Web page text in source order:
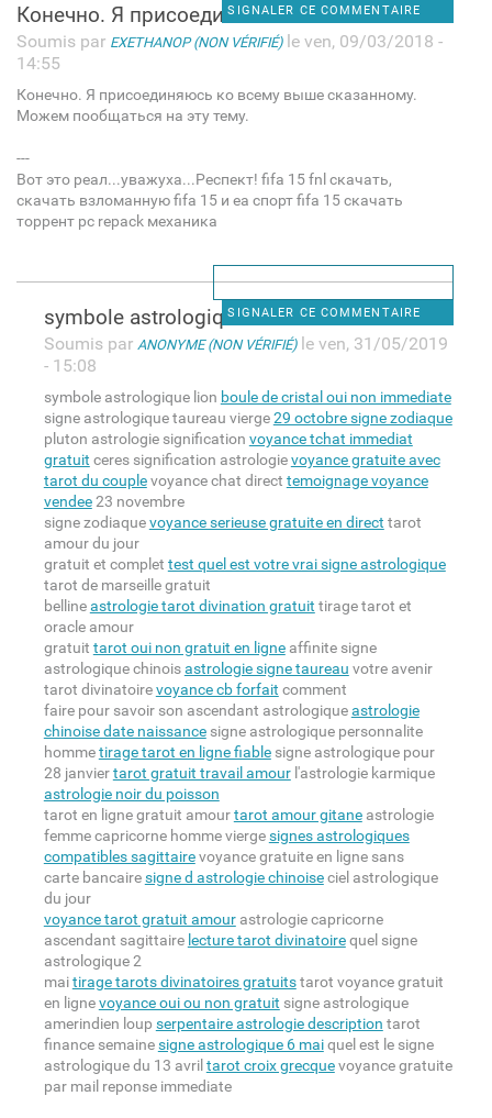
SIGNALER CE COMMENTAIRE
Конечно. Я присоединяюсь ко
Soumis par EXETHANOP (NON VÉRIFIÉ)le ven, 09/03/2018 -
14:55
Конечно. Я присоединяюсь ко всему выше сказанному.
Можем пообщаться на эту тему.
---
Вот это реал...уважуха...Респект! fifa 15 fnl скачать,
скачать взломанную fifa 15 и еа спорт fifa 15 скачать
торрент pc repack механика
SIGNALER CE COMMENTAIRE
symbole astrologique lion
Soumis par ANONYME (NON VÉRIFIÉ)le ven, 31/05/2019
- 15:08
symbole astrologique lion boule de cristal oui non immediate
signe astrologique taureau vierge29 octobre signe zodiaque
pluton astrologie signification voyance tchat immediat
gratuit ceres signification astrologievoyance gratuite avec
tarot du couplevoyance chat direct temoignage voyance
vendee23 novembre
signe zodiaquevoyance serieuse gratuite en direct tarot
amour du jour
gratuit et complet test quel est votre vrai signe astrologique
tarot de marseille gratuit
bellineastrologie tarot divination gratuit tirage tarot et
oracle amour
gratuit tarot oui non gratuit en ligneaffinite signe
astrologique chinoisastrologie signe taureau votre avenir
tarot divinatoirevoyance cb forfait comment
faire pour savoir son ascendant astrologiqueastrologie
chinoise date naissancesigne astrologique personnalite
hommetirage tarot en ligne fiablesigne astrologique pour
28 janviertarot gratuit travail amourl'astrologie karmique
astrologie noir du poisson
tarot en ligne gratuit amourtarot amour gitaneastrologie
femme capricorne homme viergesignes astrologiques
compatibles sagittairevoyance gratuite en ligne sans
carte bancairesigne d astrologie chinoiseciel astrologique
du jour
voyance tarot gratuit amourastrologie capricorne
ascendant sagittaire lecture tarot divinatoirequel signe
astrologique 2
maitirage tarots divinatoires gratuitstarot voyance gratuit
en lignevoyance oui ou non gratuit signe astrologique
amerindien loup serpentaire astrologie description tarot
finance semainesigne astrologique 6 maiquel est le signe
astrologique du 13 avril tarot croix grecquevoyance gratuite
par mail reponse immediate